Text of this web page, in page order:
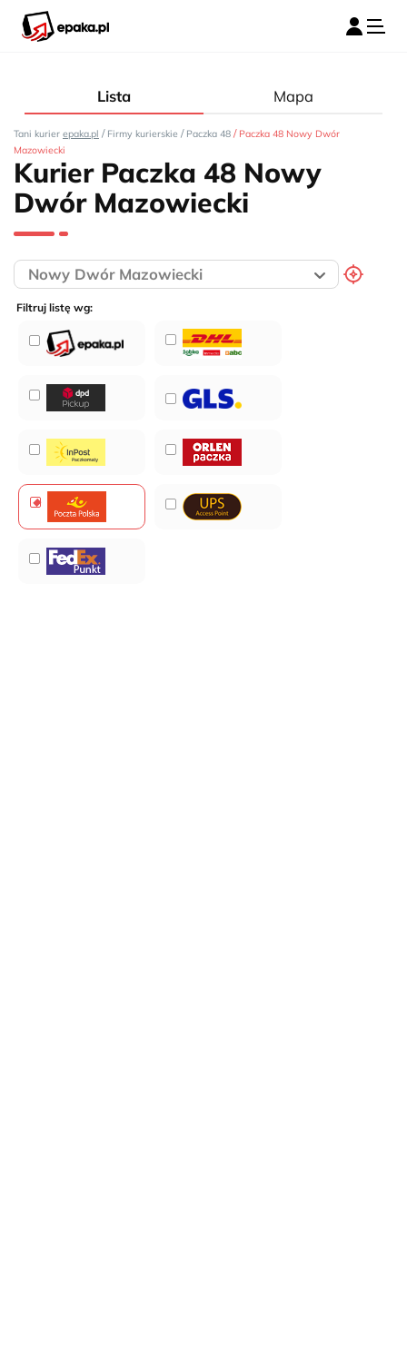
Lista Mapa
Tani kurier epaka.pl / Firmy kurierskie / Paczka 48 / Paczka 48 Nowy Dwór
Mazowiecki
Kurier Paczka 48 Nowy
Dwór Mazowiecki
Filtruj listę wg: